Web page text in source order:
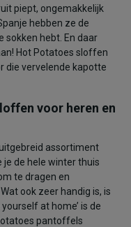
piept, ongemakkelijk
hebben ze de
sokken hebt. En daar
Hot Potatoes sloffen
die vervelende kapotte
voor heren en
assortiment
de hele winter thuis
te dragen en
ook zeer handig is, is
at home’ is de
pantoffels